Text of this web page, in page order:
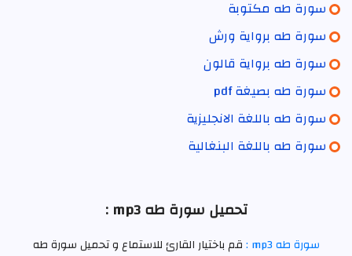
سورة طه مكتوبة
سورة طه برواية ورش
سورة طه برواية قالون
سورة طه بصيغة pdf
سورة طه باللغة الانجليزية
سورة طه باللغة البنغالية
تحميل سورة طه mp3 :
سورة طه mp3 : قم باختيار القارئ للاستماع و تحميل سورة طه